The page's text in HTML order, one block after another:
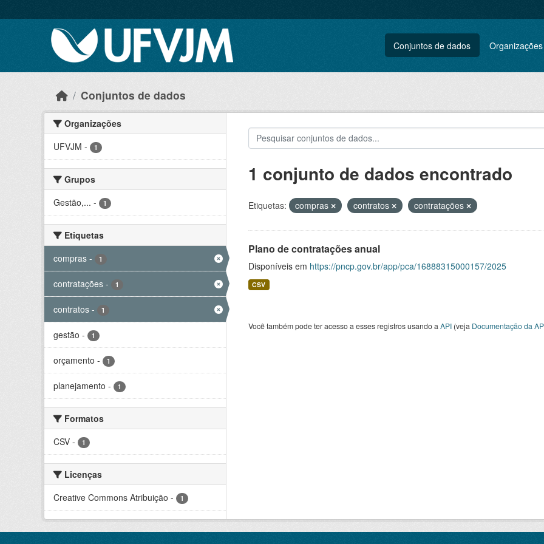
Conjuntos de dados Organizações
Conjuntos de dados
Organizações
UFVJM - 1
Grupos
Gestão,... - 1
Etiquetas
compras - 1
contratações - 1
contratos - 1
gestão - 1
orçamento - 1
planejamento - 1
Formatos
CSV - 1
Licenças
Creative Commons Atribuição - 1
1 conjunto de dados encontrado
Etiquetas: compras contratos contratações
Plano de contratações anual
Disponíveis em https://pncp.gov.br/app/pca/16888315000157/2025
CSV
Você também pode ter acesso a esses registros usando a API(veja Documentação da